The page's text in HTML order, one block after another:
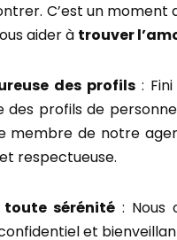
C’est un
aider à trouver
des profils: Fini
des profils de
membre de notre
respectueuse.
toute sérénité : Nous
et